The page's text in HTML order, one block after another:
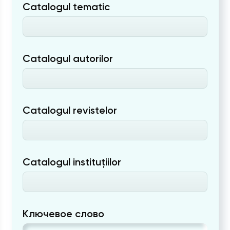
Catalogul tematic
Catalogul autorilor
Catalogul revistelor
Catalogul instituțiilor
Ключевое слово